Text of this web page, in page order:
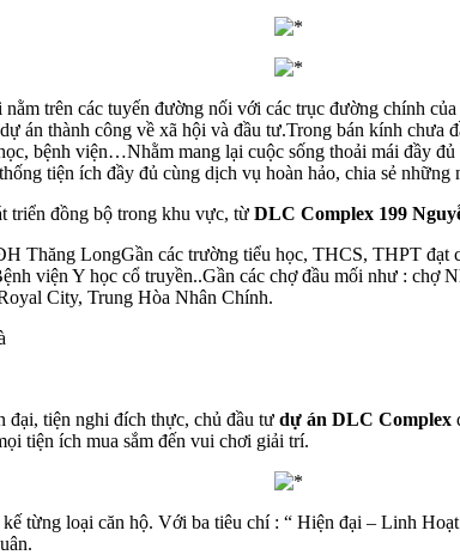
nằm trên các tuyến đường nối với các trục đường chính
án thành công về xã hội và đầu tư.Trong bán kính chưa
bệnh viện…Nhằm mang lại cuộc sống thoải mái đầy
tiện ích đầy đủ cùng dịch vụ hoàn hảo, chia sẻ những
triển đồng bộ trong khu vực, từ DLC Complex 199
LongGần các trường tiểu học, THCS, THPT
viện Y học cổ truyền..Gần các chợ đầu mối như : chợ
City, Trung Hòa Nhân Chính.
đại, tiện nghi đích thực, chủ đầu tư dự án DLC Complex
tiện ích mua sắm đến vui chơi giải trí.
từng loại căn hộ. Với ba tiêu chí : “ Hiện đại – Linh